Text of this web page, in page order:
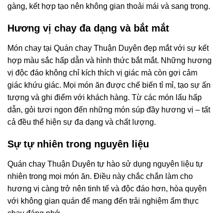
gàng, kết hợp tạo nên không gian thoải mái và sang trọng.
Hương vị chay đa dạng và bắt mắt
Món chay tại Quán chay Thuận Duyên đẹp mắt với sự kết
hợp màu sắc hấp dẫn và hình thức bắt mắt. Những hương
vị độc đáo không chỉ kích thích vị giác mà còn gợi cảm
giác khứu giác. Mọi món ăn được chế biến tỉ mỉ, tạo sự ấn
tượng và ghi điểm với khách hàng. Từ các món lẩu hấp
dẫn, gỏi tươi ngon đến những món súp đầy hương vị – tất
cả đều thể hiện sự đa dạng và chất lượng.
Sự tự nhiên trong nguyên liệu
Quán chay Thuận Duyên tự hào sử dụng nguyên liệu tự
nhiên trong mọi món ăn. Điều này chắc chắn làm cho
hương vị càng trở nên tinh tế và độc đáo hơn, hòa quyện
với không gian quán để mang đến trải nghiệm ẩm thực